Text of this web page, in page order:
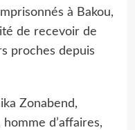
à Bakou,
de recevoir de
proches depuis
Zonabend,
d’affaires,